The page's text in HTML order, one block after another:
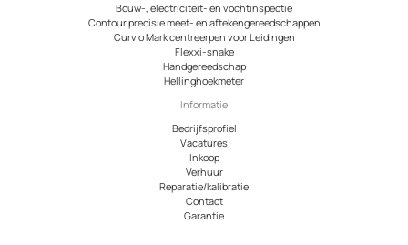
Bouw-, electriciteit- en vochtinspectie
Contour precisie meet- en aftekengereedschappen
Curv o Mark centreerpen voor Leidingen
Flexxi-snake
Handgereedschap
Hellinghoekmeter
Informatie
Bedrijfsprofiel
Vacatures
Inkoop
Verhuur
Reparatie/kalibratie
Contact
Garantie